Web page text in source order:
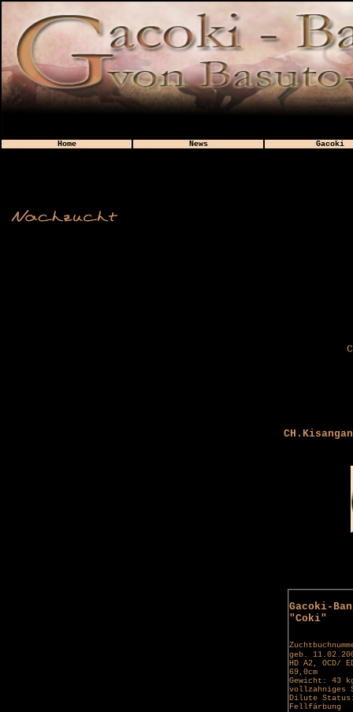
Home News Gacoki
Gacoki-
"Coki"
geb.
HD A2, OCD/
69,0cm
Gewicht: 43
vollzahniges
Dilute
Fellfärbung